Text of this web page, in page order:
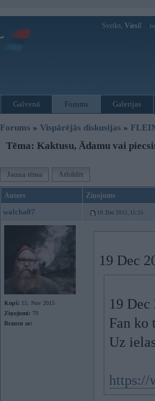
Sveiks, Viesi!
Galvenā Forums Galerijas
Forums » Vispārējās diskusijas »
Tēma: Kaktusu, Ādamu vai
Jauna tēma Atbildēt
Autors Ziņojums
walcha07 19. Dec 2015, 15:25
Kopš: 15. Nov 2015
Ziņojumi: 79
Braucu ar:
19 Dec
19
Fan ko
Uz
https://